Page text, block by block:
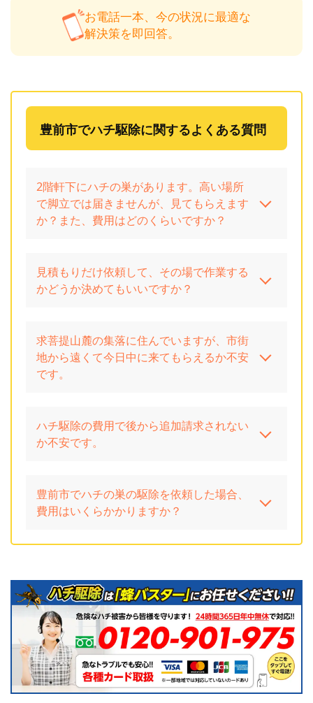
お電話一本、今の状況に最適な
解決策を即回答。
豊前市でハチ駆除に関するよくある質問
2階軒下にハチの巣があります。高い場所
で脚立では届きませんが、見てもらえます
か？また、費用はどのくらいですか？
見積もりだけ依頼して、その場で作業する
かどうか決めてもいいですか？
求菩提山麓の集落に住んでいますが、市街
地から遠くて今日中に来てもらえるか不安
です。
ハチ駆除の費用で後から追加請求されない
か不安です。
豊前市でハチの巣の駆除を依頼した場合、
費用はいくらかかりますか？